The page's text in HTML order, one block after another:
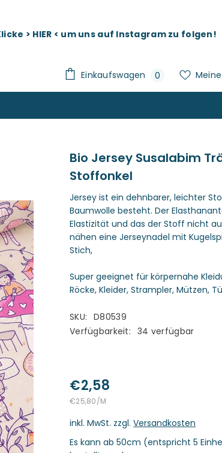
> HIER < um uns auf Instagram zu folgen!
Einkaufswagen 00
Bio Jersey Susalabim
Stoffonkel
Jersey ist ein dehnbarer, leichter
Baumwolle besteht. Der
Elastizität und das der Stoff nicht
nähen eine Jerseynadel mit
Stich,
Super geeignet für körpernahe
Röcke, Kleider, Strampler, Mützen,
SKU:
D80539
Verfügbarkeit: 34 verfügbar
€2,58
STÜCKPREIS
€25,80/PRO
M
inkl. MwSt. zzgl.Versandkosten
Es kann ab 50cm (entspricht 5